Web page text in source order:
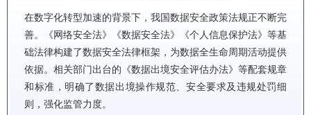
在数字化转型加速的背景下，我国数据安全政策法规正不断完
善。《网络安全法》《数据安全法》《个人信息保护法》等基
础法律构建了数据安全法律框架，为数据全生命周期活动提供
依据。相关部门出台的《数据出境安全评估办法》等配套规章
和标准，明确了数据出境操作规范、安全要求及违规处罚细
则，强化监管力度。